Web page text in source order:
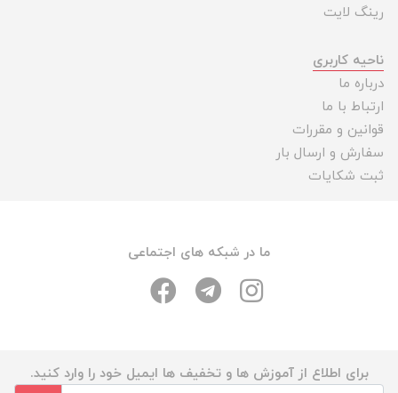
رینگ لایت
ناحیه کاربری
درباره ما
ارتباط با ما
قوانین و مقررات
سفارش و ارسال بار
ثبت شکایات
ما در شبکه های اجتماعی
برای اطلاع از آموزش ها و تخفیف ها ایمیل خود را وارد کنید.